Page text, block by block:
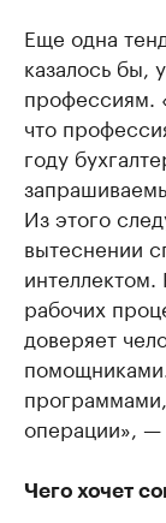
Еще одна
казалось бы,
профессиям.
что
году
Из этого
вытеснении
интеллектом.
рабочих
доверяет
операции», —
Чего хочет